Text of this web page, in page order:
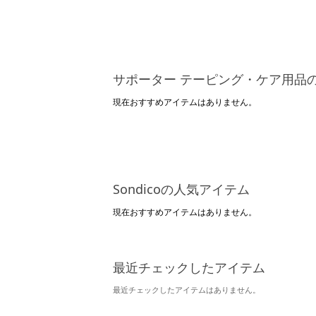
サポーター テーピング・ケア用品
現在おすすめアイテムはありません。
Sondicoの人気アイテム
現在おすすめアイテムはありません。
最近チェックしたアイテム
最近チェックしたアイテムはありません。